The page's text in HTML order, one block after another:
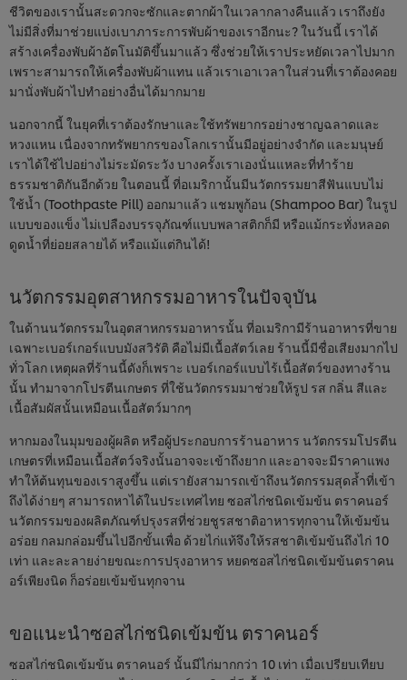
ชีวิตของเรานั้นสะดวกจะซักและตากผ้าในเวลากลางคืนแล้ว เราถึงยัง
ไม่มีสิ่งที่มาช่วยแบ่งเบาภาระการพับผ้าของเราอีกนะ? ในวันนี้ เราได้
สร้างเครื่องพับผ้าอัตโนมัติขึ้นมาแล้ว ซึ่งช่วยให้เราประหยัดเวลาไปมาก
เพราะสามารถให้เครื่องพับผ้าแทน แล้วเราเอาเวลาในส่วนที่เราต้องคอย
มานั่งพับผ้าไปทำอย่างอื่นได้มากมาย
นอกจากนี้ ในยุคที่เราต้องรักษาและใช้ทรัพยากรอย่างชาญฉลาดและ
หวงแหน เนื่องจากทรัพยากรของโลกเรานั้นมีอยู่อย่างจำกัด และมนุษย์
เราได้ใช้ไปอย่างไม่ระมัดระวัง บางครั้งเราเองนั่นแหละที่ทำร้าย
ธรรมชาติกันอีกด้วย ในตอนนี้ ที่อเมริกานั้นมีนวัตกรรมยาสีฟันแบบไม่
ใช้น้ำ (Toothpaste Pill) ออกมาแล้ว แชมพูก้อน (Shampoo Bar) ในรูป
แบบของแข็ง ไม่เปลืองบรรจุภัณฑ์แบบพลาสติกก็มี หรือแม้กระทั่งหลอด
ดูดน้ำที่ย่อยสลายได้ หรือแม้แต่กินได้!
นวัตกรรมอุตสาหกรรมอาหารในปัจจุบัน
ในด้านนวัตกรรมในอุตสาหกรรมอาหารนั้น ที่อเมริกามีร้านอาหารที่ขาย
เฉพาะเบอร์เกอร์แบบมังสวิรัติ คือไม่มีเนื้อสัตว์เลย ร้านนี้มีชื่อเสียงมากไป
ทั่วโลก เหตุผลที่ร้านนี้ดังก็เพราะ เบอร์เกอร์แบบไร้เนื้อสัตว์ของทางร้าน
นั้น ทำมาจากโปรตีนเกษตร ที่ใช้นวัตกรรมมาช่วยให้รูป รส กลิ่น สีและ
เนื้อสัมผัสนั้นเหมือนเนื้อสัตว์มากๆ
หากมองในมุมของผู้ผลิต หรือผู้ประกอบการร้านอาหาร นวัตกรรมโปรตีน
เกษตรที่เหมือนเนื้อสัตว์จริงนั้นอาจจะเข้าถึงยาก และอาจจะมีราคาแพง
ทำให้ต้นทุนของเราสูงขึ้น แต่เรายังสามารถเข้าถึงนวัตกรรมสุดล้ำที่เข้า
ถึงได้ง่ายๆ สามารถหาได้ในประเทศไทย ซอสไก่ชนิดเข้มข้น ตราคนอร์
นวัตกรรมของผลิตภัณฑ์ปรุงรสที่ช่วยชูรสชาติอาหารทุกจานให้เข้มข้น
อร่อย กลมกล่อมขึ้นไปอีกขั้นเพื่อ ด้วยไก่แท้จึงให้รสชาติเข้มข้นถึงไก่ 10
เท่า และละลายง่ายขณะการปรุงอาหาร หยดซอสไก่ชนิดเข้มข้นตราคน
อร์เพียงนิด ก็อร่อยเข้มข้นทุกจาน
ขอแนะนำซอสไก่ชนิดเข้มข้น ตราคนอร์
ซอสไก่ชนิดเข้มข้น ตราคนอร์ นั้นมีไก่มากกว่า 10 เท่า เมื่อเปรียบเทียบ